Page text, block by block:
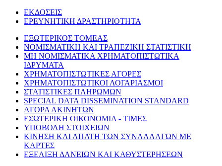
ΕΚΔΟΣΕΙΣ
ΕΡΕΥΝΗΤΙΚΗ ΔΡΑΣΤΗΡΙΟΤΗΤΑ
ΕΞΩΤΕΡΙΚΟΣ ΤΟΜΕΑΣ
ΝΟΜΙΣΜΑΤΙΚΗ ΚΑΙ ΤΡΑΠΕΖΙΚΗ ΣΤΑΤΙΣΤΙΚΗ
ΜΗ ΝΟΜΙΣΜΑΤΙΚΑ ΧΡΗΜΑΤΟΠΙΣΤΩΤΙΚΑ
ΙΔΡΥΜΑΤΑ
ΧΡΗΜΑΤΟΠΙΣΤΩΤΙΚΕΣ ΑΓΟΡΕΣ
ΧΡΗΜΑΤΟΠΙΣΤΩΤΙΚΟΙ ΛΟΓΑΡΙΑΣΜΟΙ
ΣΤΑΤΙΣΤΙΚΕΣ ΠΛΗΡΩΜΩΝ
SPECIAL DATA DISSEMINATION STANDARD
ΑΓΟΡΑ ΑΚΙΝΗΤΩΝ
ΕΣΩΤΕΡΙΚΗ ΟΙΚΟΝΟΜΙΑ - ΤΙΜΕΣ
ΥΠΟΒΟΛΗ ΣΤΟΙΧΕΙΩΝ
ΚΙΝΗΣΗ ΚΑΙ ΑΠΑΤΗ ΤΩΝ ΣΥΝΑΛΛΑΓΩΝ ΜΕ
ΚΑΡΤΕΣ
ΕΞΕΛΙΞΗ ΔΑΝΕΙΩΝ ΚΑΙ ΚΑΘΥΣΤΕΡΗΣΕΩΝ